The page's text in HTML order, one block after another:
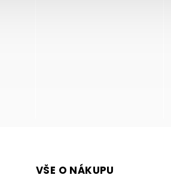
VŠE O NÁKUPU